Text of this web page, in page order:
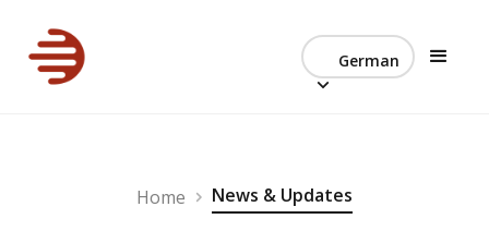
German
Home News & Updates